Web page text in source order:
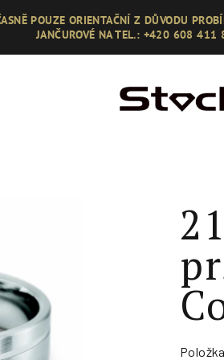
POUZE ORIENTAČNÍ Z DŮVODU
JANČUROVÉ NA TEL.: +420 608 411